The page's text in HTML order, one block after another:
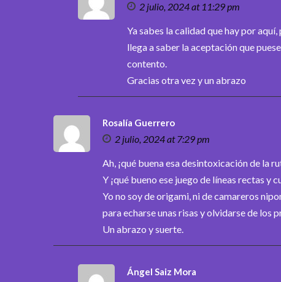
2 julio, 2024 at 11:29 pm
Ya sabes la calidad que hay por
llega a saber la aceptación que
contento.
Gracias otra vez y un abrazo
Rosalía Guerrero
2 julio, 2024 at 7:29 pm
Ah, ¡qué buena esa desintoxicación de la
Y ¡qué bueno ese juego de líneas rectas y
Yo no soy de origami, ni de camareros
para echarse unas risas y olvidarse de los
Un abrazo y suerte.
Ángel Saiz Mora